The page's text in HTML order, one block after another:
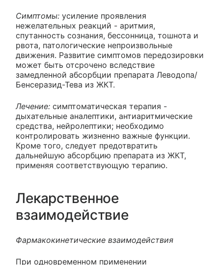
Симптомы: усиление проявления
нежелательных реакций - аритмия,
спутанность сознания, бессонница, тошнота и
рвота, патологические непроизвольные
движения. Развитие симптомов передозировки
может быть отсрочено вследствие
замедленной абсорбции препарата Леводопа/
Бенсеразид-Тева из ЖКТ.
Лечение: симптоматическая терапия -
дыхательные аналептики, антиаритмические
средства, нейролептики; необходимо
контролировать жизненно важные функции.
Кроме того, следует предотвратить
дальнейшую абсорбцию препарата из ЖКТ,
применяя соответствующую терапию.
Лекарственное
взаимодействие
Фармакокинетические взаимодействия
При одновременном применении